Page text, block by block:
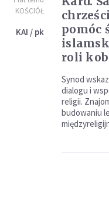
KOŚCIÓŁ
KAI / pk
pomóc
roli
Synod
dialogu i
religii.
budowaniu